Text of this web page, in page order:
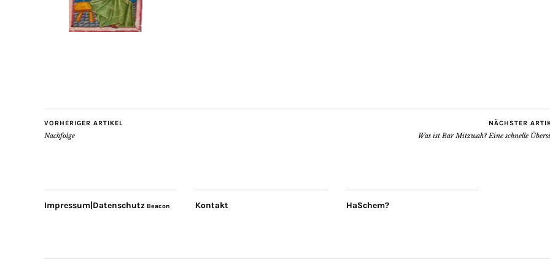
VORHERIGER ARTIKEL
Nachfolge
NÄCHSTER
Was ist Bar Mitzwah? Eine schnelle
Impressum|Datenschutz Beacon Kontakt HaSchem?